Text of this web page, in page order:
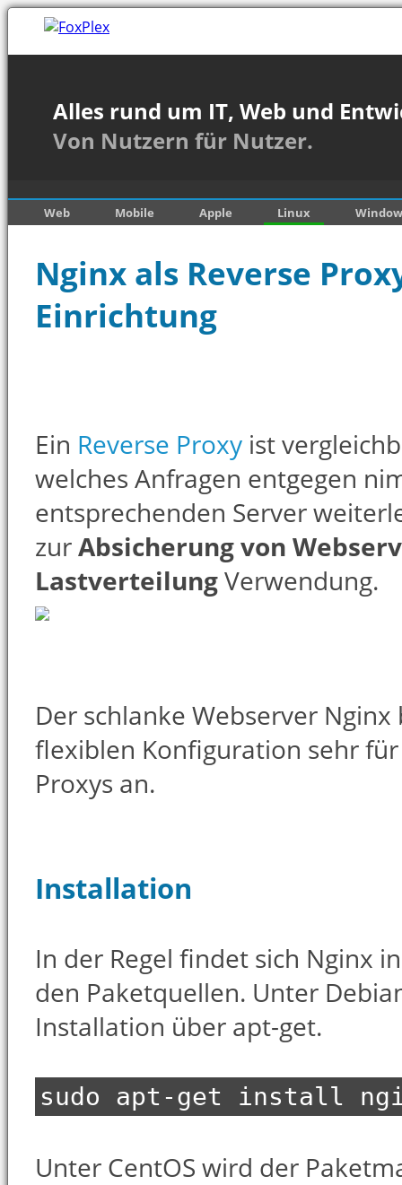
Alles rund um IT, Web und
Von Nutzern für Nutzer.
Web Mobile Apple Linux
Nginx als Reverse
Einrichtung
Ein Reverse Proxy ist
welches Anfragen entgegen
entsprechenden Server
zurAbsicherung von
LastverteilungVerwendung.
Der schlanke Webserver
flexiblen Konfiguration sehr
Proxys an.
Installation
In der Regel findet sich Nginx
den Paketquellen. Unter
Installation über apt-get.
sudo apt-get install
Unter CentOS wird der